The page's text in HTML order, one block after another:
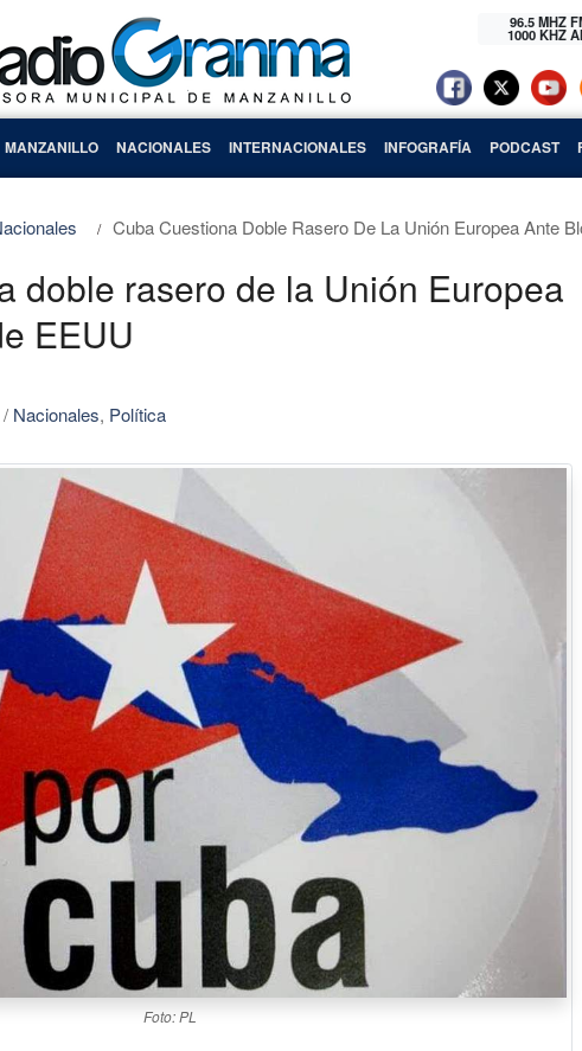
96.5 MHZ
1000 KHZ
MANZANILLO NACIONALES INTERNACIONALES INFOGRAFÍA PODCAST
Cuba Cuestiona Doble Rasero De La Unión Europea Ante
doble rasero de la Unión Europea
EEUU
/ Nacionales, Política
Foto: PL